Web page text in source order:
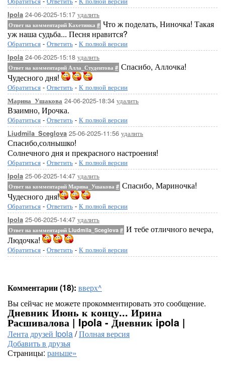
Ipola 24-06-2025-15:17 удалить
Ответ на комментарий Кахетинка # Что ж поделать, Ниночка! Такая
уж наша судьба... Песня нравится?
Обратиться - Ответить - К полной версии
Ipola 24-06-2025-15:18 удалить
Ответ на комментарий Алла_Студентова # Спасибо, Аллочка!
Чудесного дня!
Обратиться - Ответить - К полной версии
Марина_Ушакова 24-06-2025-18:34 удалить
Взаимно, Ирочка.
Обратиться - Ответить - К полной версии
Liudmila_Sceglova 25-06-2025-11:56 удалить
Спасибо,солнышко!
Солнечного дня и прекрасного настроения!
Обратиться - Ответить - К полной версии
Ipola 25-06-2025-14:47 удалить
Ответ на комментарий Марина_Ушакова # Спасибо, Мариночка!
Чудесного дня!
Обратиться - Ответить - К полной версии
Ipola 25-06-2025-14:47 удалить
Ответ на комментарий Liudmila_Sceglova # И тебе отличного вечера,
Людочка!
Обратиться - Ответить - К полной версии
Комментарии (18): вверх^
Вы сейчас не можете прокомментировать это сообщение.
Дневник Июнь к концу... Ирина
Расшивалова | Ipola - Дневник ipola |
Лента друзей Ipola/Полная версия
Добавить в друзья
Страницы: раньше»